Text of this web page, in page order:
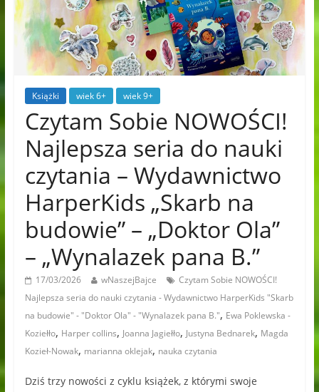
Książki wiek 6+ wiek 9+
Czytam Sobie NOWOŚCI!
Najlepsza seria do nauki
czytania – Wydawnictwo
HarperKids „Skarb na
budowie” – „Doktor Ola”
– „Wynalazek pana B.”
17/03/2026 wNaszejBajce
Czytam Sobie NOWOŚCI!
Najlepsza seria do nauki czytania - Wydawnictwo HarperKids "Skarb
na budowie" - "Doktor Ola" - "Wynalazek pana B.", Ewa Poklewska -
Koziełło, Harper collins, Joanna Jagiełło, Justyna Bednarek, Magda
Kozieł-Nowak, marianna oklejak, nauka czytania
Dziś trzy nowości z cyklu książek, z którymi swoje